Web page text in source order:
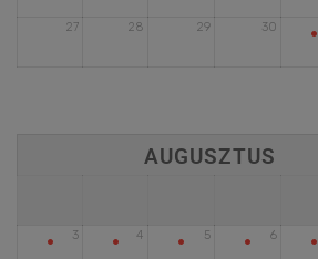
27 28 29 30 •
3
• 4
• 5
• 6
• •